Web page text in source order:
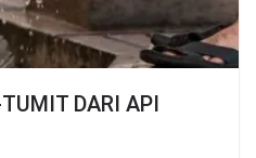
DARI API